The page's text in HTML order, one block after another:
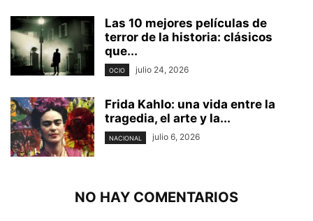
Las 10 mejores películas de
terror de la historia: clásicos
que...
OCIO julio 24, 2026
Frida Kahlo: una vida entre la
tragedia, el arte y la...
NACIONAL julio 6, 2026
NO HAY COMENTARIOS